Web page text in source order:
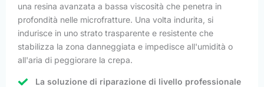
una resina avanzata a bassa viscosità che penetra in
profondità nelle microfratture. Una volta indurita, si
indurisce in uno strato trasparente e resistente che
stabilizza la zona danneggiata e impedisce all'umidità o
all'aria di peggiorare la crepa.
La soluzione di riparazione di livello professionale